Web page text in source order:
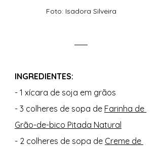
Foto: Isadora Silveira
INGREDIENTES:
- 1 xícara de soja em grãos
- 3 colheres de sopa de Farinha de
Grão-de-bico Pitada Natural
- 2 colheres de sopa de Creme de